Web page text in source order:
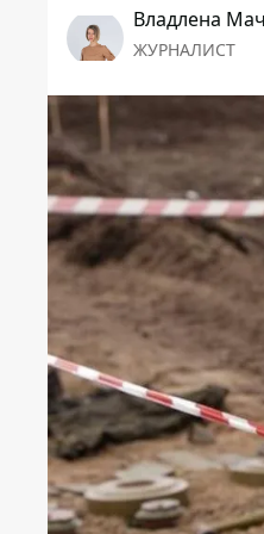
Владлена
ЖУРНАЛИСТ